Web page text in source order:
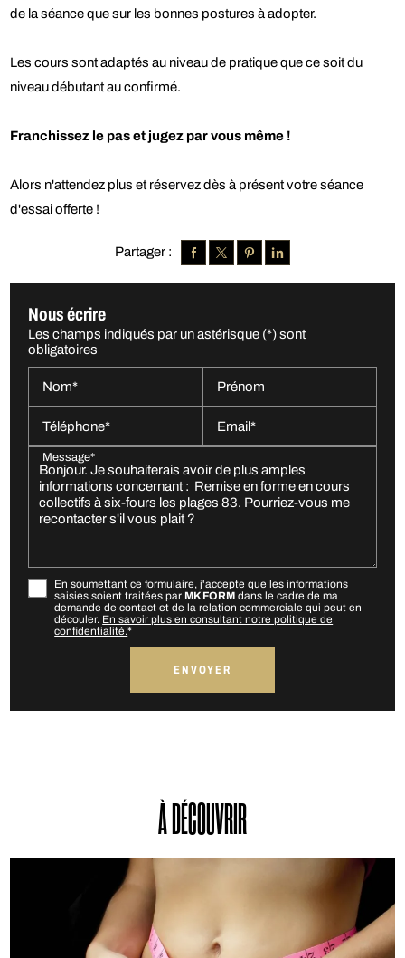
de la séance que sur les bonnes postures à adopter.
Les cours sont adaptés au niveau de pratique que ce soit du
niveau débutant au confirmé.
Franchissez le pas et jugez par vous même !
Alors n'attendez plus et réservez dès à présent votre séance
d'essai offerte !
Partager :
Nous écrire
Les champs indiqués par un astérisque (*) sont
obligatoires
Nom*
Prénom
Téléphone*
Email*
Message*
En soumettant ce formulaire, j'accepte que les informations
saisies soient traitées par MK FORMdans le cadre de ma
demande de contact et de la relation commerciale qui peut en
découler. En savoir plus en consultant notre politique de
confidentialité.*
À DÉCOUVRIR